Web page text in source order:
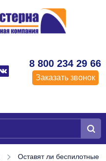
8 800 234 29 66
Заказать звонок
Оставят ли беспилотные